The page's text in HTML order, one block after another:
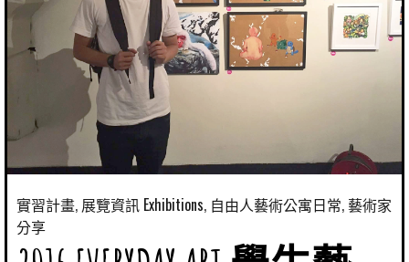
實習計畫, 展覽資訊 Exhibitions, 自由人藝術公寓日常,藝術家
分享